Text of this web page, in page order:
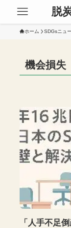
脱
ホーム SDGsニュ
機会損失
「人手不足